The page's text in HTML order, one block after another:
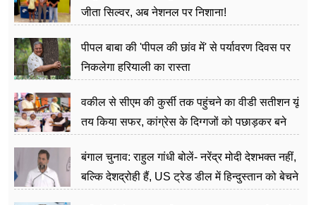
जीता सिल्वर, अब नेशनल पर निशाना!
पीपल बाबा की 'पीपल की छांव में' से पर्यावरण दिवस पर
निकलेगा हरियाली का रास्ता
वकील से सीएम की कुर्सी तक पहुंचने का वीडी सतीशन यूं
तय किया सफर, कांग्रेस के दिग्गजों को पछाड़कर बने
बंगाल चुनाव: राहुल गांधी बोलें- नरेंद्र मोदी देशभक्त नहीं,
बल्कि देशद्रोही हैं, US ट्रेड डील में हिन्दुस्तान को बेचने